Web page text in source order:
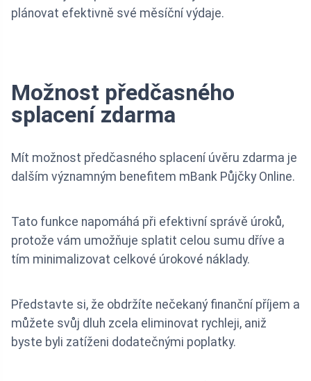
plánovat efektivně své měsíční výdaje.
Možnost předčasného
splacení zdarma
Mít možnost předčasného splacení úvěru zdarma je
dalším významným benefitem mBank Půjčky Online.
Tato funkce napomáhá při efektivní správě úroků,
protože vám umožňuje splatit celou sumu dříve a
tím minimalizovat celkové úrokové náklady.
Představte si, že obdržíte nečekaný finanční příjem a
můžete svůj dluh zcela eliminovat rychleji, aniž
byste byli zatíženi dodatečnými poplatky.